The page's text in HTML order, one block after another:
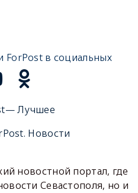
ForPost в социальных
Лучшее
Новости
новостной портал, где
Севастополя, но и